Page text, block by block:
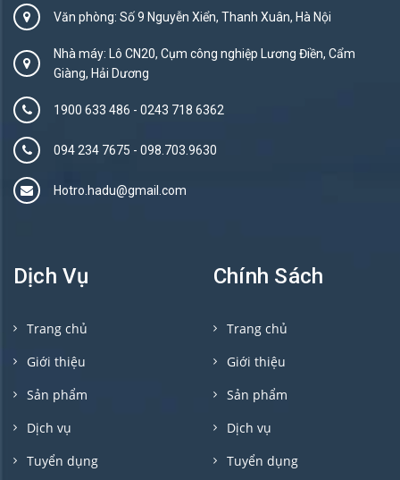
Văn phòng: Số 9 Nguyễn Xiển, Thanh Xuân, Hà Nội
Nhà máy: Lô CN20, Cụm công nghiệp Lương Điền, Cẩm
Giàng, Hải Dương
1900 633 486 - 0243 718 6362
094 234 7675‬ - 098.703.9630
Hotro.hadu@gmail.com
Dịch Vụ
Trang chủ
Giới thiệu
Sản phẩm
Dịch vụ
Tuyển dụng
Chính Sách
Trang chủ
Giới thiệu
Sản phẩm
Dịch vụ
Tuyển dụng